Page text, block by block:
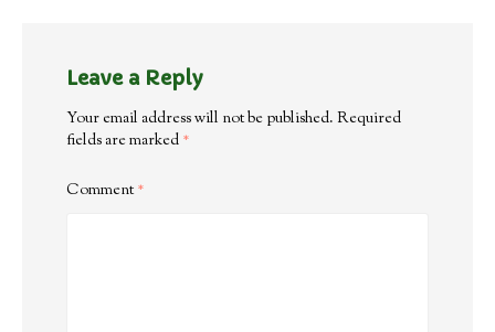
Leave a Reply
Your email address will not be published. Required
fields are marked *
Comment*